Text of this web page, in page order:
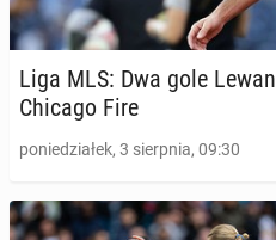
Liga MLS: Dwa gole
Chicago Fire
poniedziałek, 3 sierpnia, 09:30